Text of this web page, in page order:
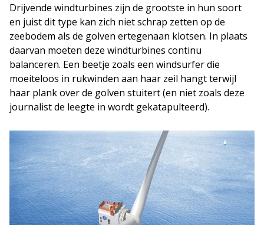
Drijvende windturbines zijn de grootste in hun soort
en juist dit type kan zich niet schrap zetten op de
zeebodem als de golven ertegenaan klotsen. In plaats
daarvan moeten deze windturbines continu
balanceren. Een beetje zoals een windsurfer die
moeiteloos in rukwinden aan haar zeil hangt terwijl
haar plank over de golven stuitert (en niet zoals deze
journalist de leegte in wordt gekatapulteerd).